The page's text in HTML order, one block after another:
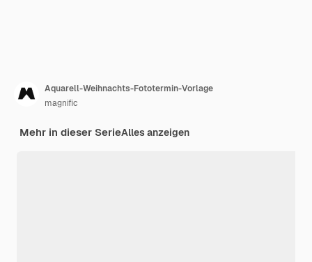
Aquarell-Weihnachts-Fototermin-Vorlage
magnific
Mehr in dieser SerieAlles anzeigen